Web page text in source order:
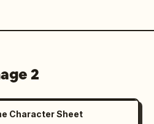
2
Character Sheet